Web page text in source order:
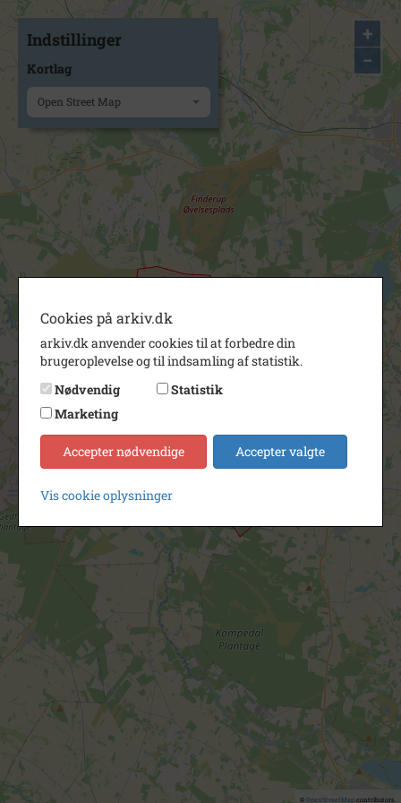
+
−
© OpenStreetMapcontributors.
Indstillinger
Kortlag
Open Street Map
Cookies på arkiv.dk
arkiv.dk anvender cookies til at forbedre din
brugeroplevelse og til indsamling af statistik.
Nødvendig
Statistik
Marketing
Accepter nødvendige Accepter valgte
Vis cookie oplysninger